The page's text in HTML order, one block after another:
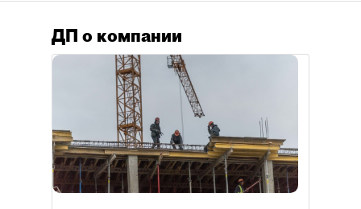
ДП о компании